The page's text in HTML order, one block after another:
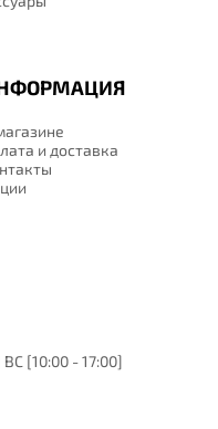
и доставка
[10:00 - 17:00]